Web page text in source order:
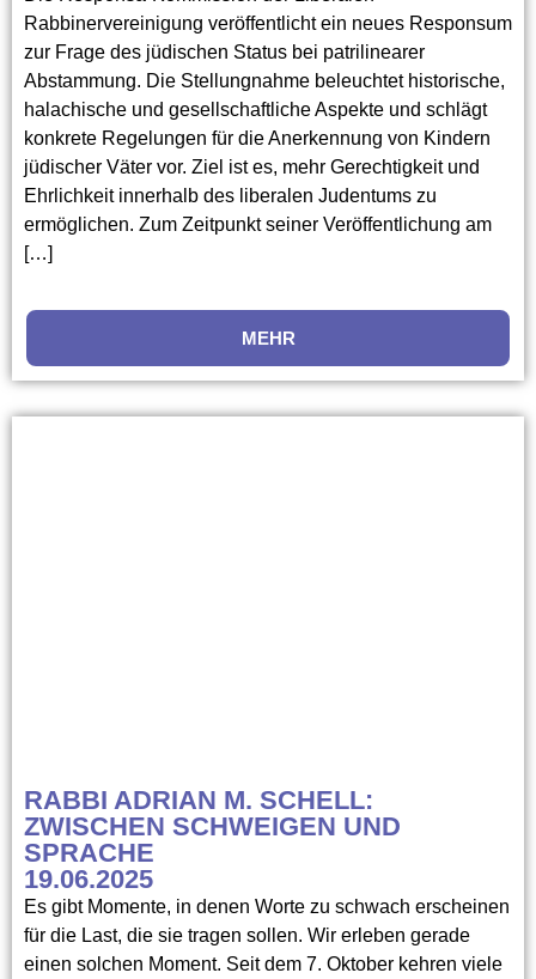
Rabbinervereinigung veröffentlicht ein neues Responsum
zur Frage des jüdischen Status bei patrilinearer
Abstammung. Die Stellungnahme beleuchtet historische,
halachische und gesellschaftliche Aspekte und schlägt
konkrete Regelungen für die Anerkennung von Kindern
jüdischer Väter vor. Ziel ist es, mehr Gerechtigkeit und
Ehrlichkeit innerhalb des liberalen Judentums zu
ermöglichen. Zum Zeitpunkt seiner Veröffentlichung am
[…]
MEHR
RABBI ADRIAN M. SCHELL:
ZWISCHEN SCHWEIGEN UND
SPRACHE
19.06.2025
Es gibt Momente, in denen Worte zu schwach erscheinen
für die Last, die sie tragen sollen. Wir erleben gerade
einen solchen Moment. Seit dem 7. Oktober kehren viele